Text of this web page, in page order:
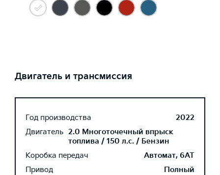
Двигатель и трансмиссия
Год производства
2022
Двигатель 2.0 Многоточечный впрыск
топлива / 150 л.с. / Бензин
Коробка передач
Автомат, 6AT
Привод
Полный